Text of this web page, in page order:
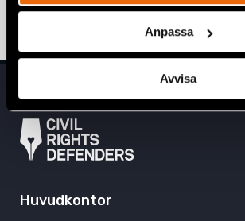
Anpassa
Avvisa
NORDMAKEDONIEN,NYHETER 19 maj
Huvudkontor